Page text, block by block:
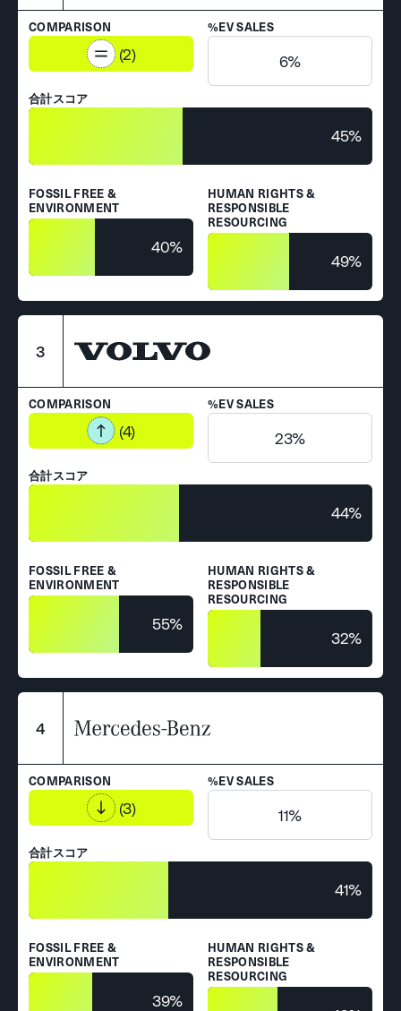
COMPARISON
(2)
%EV SALES
6%
合計スコア
45%
FOSSIL FREE &
ENVIRONMENT
40%
HUMAN RIGHTS &
RESPONSIBLE
RESOURCING
49%
3
COMPARISON
(4)
%EV SALES
23%
合計スコア
44%
FOSSIL FREE &
ENVIRONMENT
55%
HUMAN RIGHTS &
RESPONSIBLE
RESOURCING
32%
4
COMPARISON
(3)
%EV SALES
11%
合計スコア
41%
FOSSIL FREE &
ENVIRONMENT
39%
HUMAN RIGHTS &
RESPONSIBLE
RESOURCING